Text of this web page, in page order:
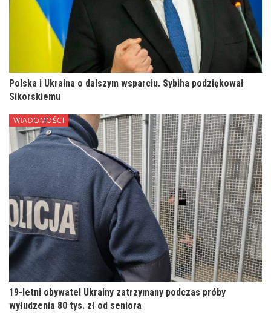
Polska i Ukraina o dalszym wsparciu. Sybiha podziękował
Sikorskiemu
WIADOMOŚCI
19-letni obywatel Ukrainy zatrzymany podczas próby
wyłudzenia 80 tys. zł od seniora